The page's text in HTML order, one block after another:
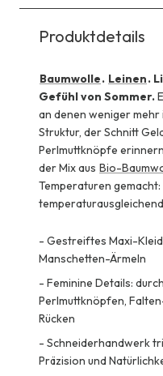
Produktdetails
Baumwolle. Leinen.
Gefühl von Sommer.
an denen weniger
Struktur, der Schnitt
Perlmuttknöpfe
der Mix aus Bio-
Temperaturen
- Gestreiftes Maxi-
Manschetten-Ärmeln
- Feminine Details:
Perlmuttknöpfen,
Rücken
- Schneiderhandwerk
Präzision und